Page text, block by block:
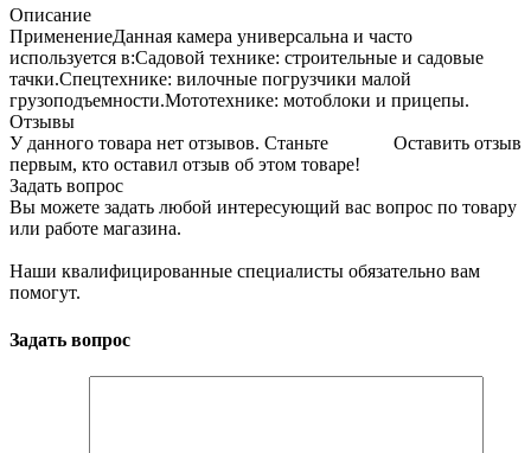
Описание
ПрименениеДанная камера универсальна и часто
используется в:Садовой технике: строительные и садовые
тачки.Спецтехнике: вилочные погрузчики малой
грузоподъемности.Мототехнике: мотоблоки и прицепы.
Отзывы
Оставить отзыв
У данного товара нет отзывов. Станьте
первым, кто оставил отзыв об этом товаре!
Задать вопрос
Вы можете задать любой интересующий вас вопрос по товару
или работе магазина.
Наши квалифицированные специалисты обязательно вам
помогут.
Задать вопрос